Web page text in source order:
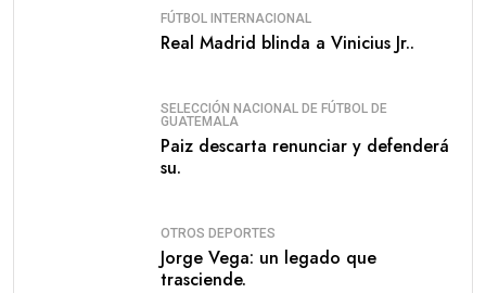
FÚTBOL INTERNACIONAL
Real Madrid blinda a Vinicius Jr..
SELECCIÓN NACIONAL DE FÚTBOL DE
GUATEMALA
Paiz descarta renunciar y defenderá
su.
OTROS DEPORTES
Jorge Vega: un legado que
trasciende.